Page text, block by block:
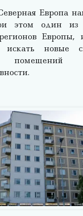
Европа
этом один из
Европы,
искать новые